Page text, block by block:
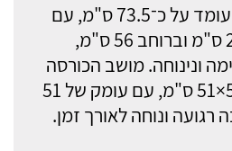
גובה הכורסה הכולל עומד על כ־73.5 ס"מ, עם
משענת גב בגובה 26 ס"מ וברוחב 56 ס"מ,
ונינוחה. מושב הכורסה
מרווח במידות של 53×51 ס"מ, עם עומק של 51
רגועה ונוחה לאורך זמן.